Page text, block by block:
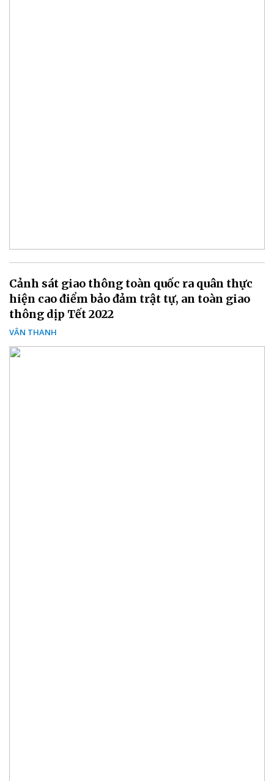
Cảnh sát giao thông toàn quốc ra quân thực
hiện cao điểm bảo đảm trật tự, an toàn giao
thông dịp Tết 2022
VÂN THANH